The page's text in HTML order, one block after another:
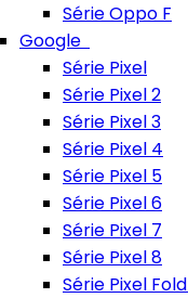
Série Oppo F
Google
Série Pixel
Série Pixel 2
Série Pixel 3
Série Pixel 4
Série Pixel 5
Série Pixel 6
Série Pixel 7
Série Pixel 8
Série Pixel Fold